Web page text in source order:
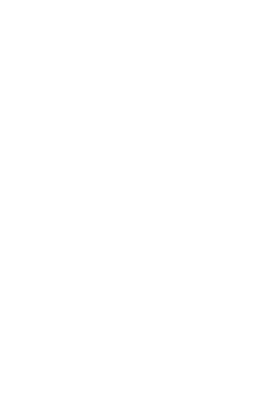
Hospital de Terrassa-
i Baix Llobregat)